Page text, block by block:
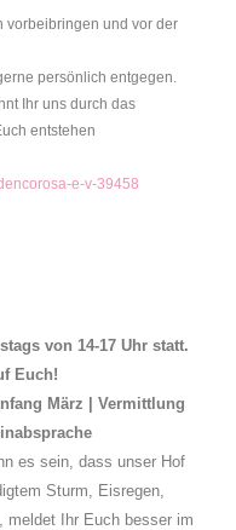
vorbeibringen und vor der
persönlich entgegen.
Ihr uns durch das
entstehen
e-v-39458
von 14-17 Uhr statt.
Euch!
März | Vermittlung
es sein, dass unser Hof
Sturm, Eisregen,
meldet Ihr Euch besser im